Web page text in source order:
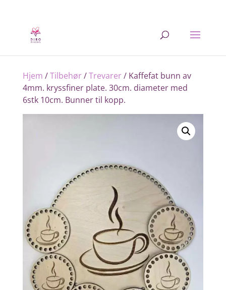
Hjem /Tilbehør/Trevarer/ Kaffefat bunn av
4mm. kryssfiner plate. 30cm. diameter med
6stk 10cm. Bunner til kopp.